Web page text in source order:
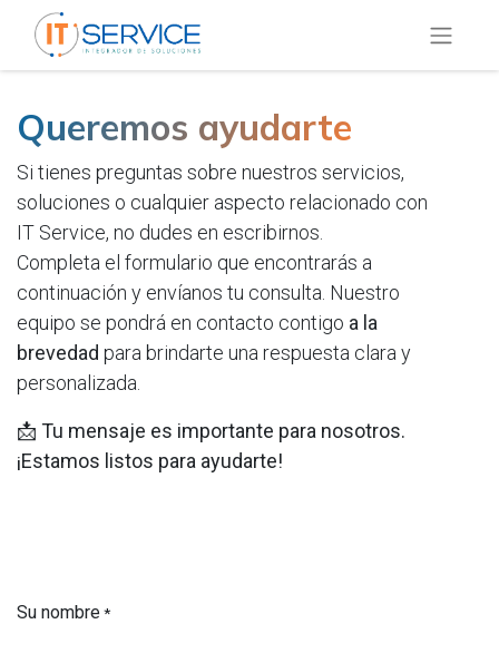
Queremos ayudarte
Si tienes preguntas sobre nuestros servicios,
soluciones o cualquier aspecto relacionado con
IT Service, no dudes en escribirnos.
Completa el formulario que encontrarás a
continuación y envíanos tu consulta. Nuestro
equipo se pondrá en contacto contigo a la
brevedad para brindarte una respuesta clara y
personalizada.
📩 Tu mensaje es importante para nosotros.
¡Estamos listos para ayudarte!
Su nombre*